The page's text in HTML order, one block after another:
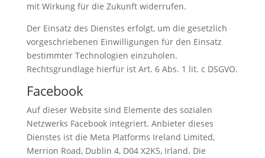
mit Wirkung für die Zukunft widerrufen.
Der Einsatz des Dienstes erfolgt, um die gesetzlich
vorgeschriebenen Einwilligungen für den Einsatz
bestimmter Technologien einzuholen.
Rechtsgrundlage hierfür ist Art. 6 Abs. 1 lit. c DSGVO.
Facebook
Auf dieser Website sind Elemente des sozialen
Netzwerks Facebook integriert. Anbieter dieses
Dienstes ist die Meta Platforms Ireland Limited,
Merrion Road, Dublin 4, D04 X2K5, Irland. Die